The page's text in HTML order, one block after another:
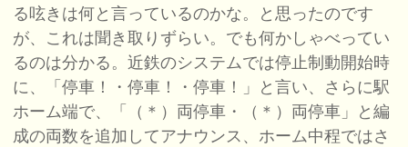
る呟きは何と言っているのかな。と思ったのです
が、これは聞き取りずらい。でも何かしゃべってい
るのは分かる。近鉄のシステムでは停止制動開始時
に、「停車！・停車！・停車！」と言い、さらに駅
ホーム端で、「（＊）両停車・（＊）両停車」と編
成の両数を追加してアナウンス、ホーム中程ではさ